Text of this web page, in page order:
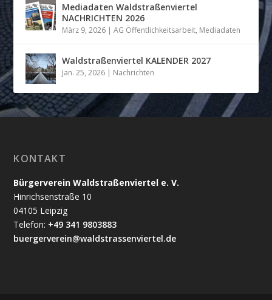
Mediadaten Waldstraßenviertel
NACHRICHTEN 2026
März 9, 2026 |AG Öffentlichkeitsarbeit, Mediadaten
Waldstraßenviertel KALENDER 2027
Jan. 25, 2026 | Nachrichten
KONTAKT
Bürgerverein Waldstraßenviertel e. V.
Hinrichsenstraße 10
04105 Leipzig
Telefon: +49 341 9803883
buergerverein@waldstrassenviertel.de